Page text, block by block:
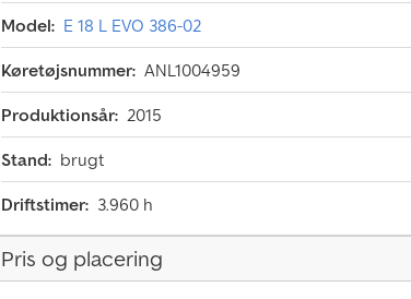
Model: E 18 L EVO 386-02
Køretøjsnummer: ANL1004959
Produktionsår: 2015
Stand: brugt
Driftstimer: 3.960 h
Pris og placering